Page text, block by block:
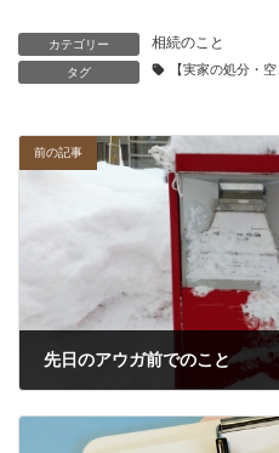
カテゴリー 相続のこと
タグ 【実家の処分・空
前の記事
先日のアウガ前でのこと